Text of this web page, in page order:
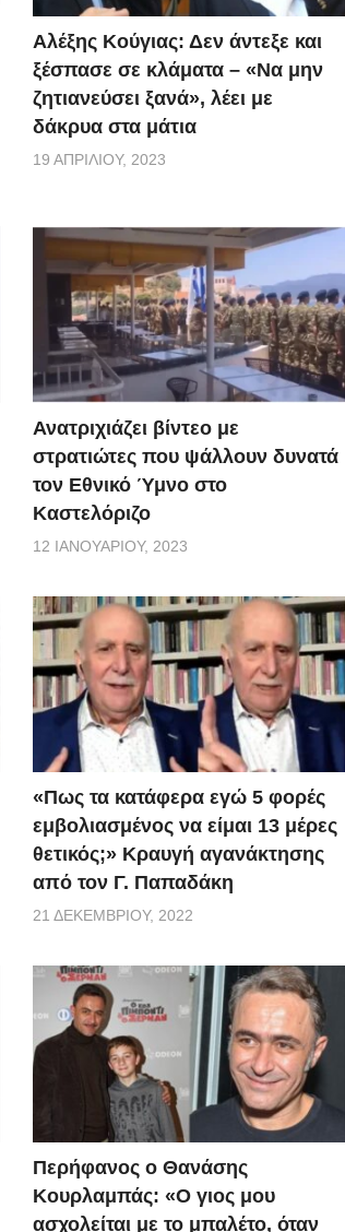
Αλέξης Κούγιας: Δεν άντεξε και
ξέσπασε σε κλάματα – «Να μην
ζητιανεύσει ξανά», λέει με
δάκρυα στα μάτια
19 ΑΠΡΙΛΊΟΥ, 2023
Ανατριχιάζει βίντεο με
στρατιώτες που ψάλλουν δυνατά
τον Εθνικό Ύμνο στο
Καστελόριζο
12 ΙΑΝΟΥΑΡΊΟΥ, 2023
«Πως τα κατάφερα εγώ 5 φορές
εμβoλιασμένος να είμαι 13 μέρες
θετικός;» Κραυγή αγανάκτησης
από τον Γ. Παπαδάκη
21 ΔΕΚΕΜΒΡΊΟΥ, 2022
Περήφανος ο Θανάσης
Κουρλαμπάς: «Ο γιος μου
ασχολείται με το μπαλέτο, όταν